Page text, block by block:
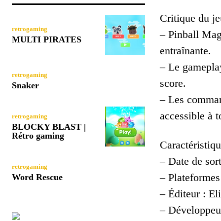
retrogaming
MULTI PIRATES
retrogaming
Snaker
retrogaming
BLOCKY BLAST |
Rétro gaming
retrogaming
Word Rescue
Critique du
– Pinball
entraînante.
– Le
score.
– Les
accessible à
– Date de
–
– Éditeur :
–